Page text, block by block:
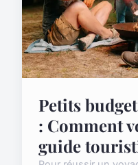
Petits
: Comment
guide